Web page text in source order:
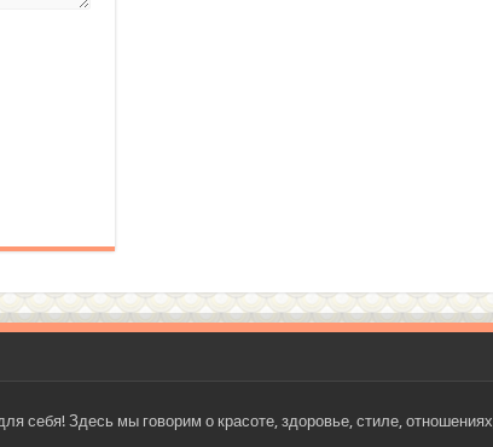
Здесь мы говорим о красоте, здоровье, стиле, отношениях,